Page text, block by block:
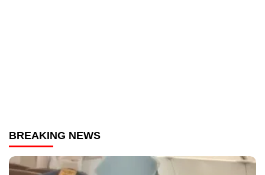
BREAKING NEWS